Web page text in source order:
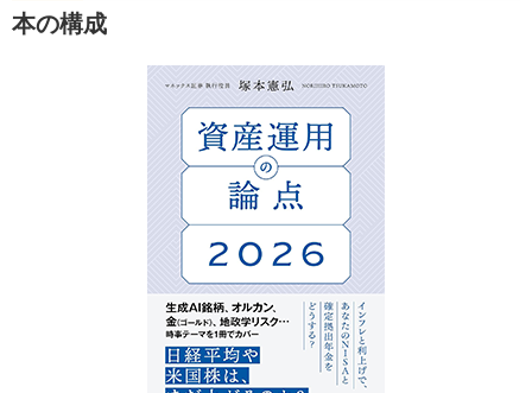
本の構成